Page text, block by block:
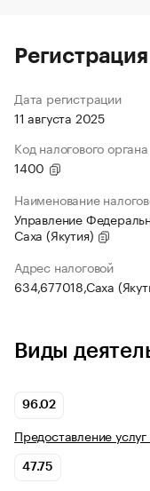
Дата регистрации
11 августа 2025
Код налогового органа
1400
Наименование
Управление
Саха (Якутия)
Адрес налоговой
634,677018,Саха
Виды
96.02
Предоставление
47.75